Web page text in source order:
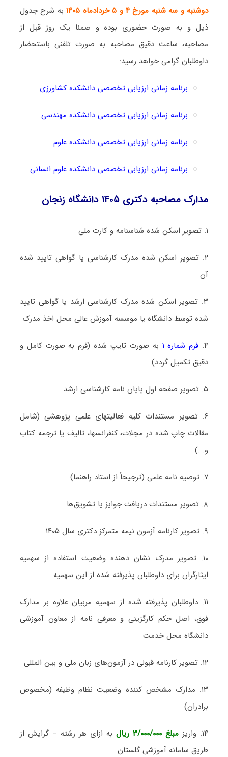
دوشنبه و سه شنبه مورخ ۴ و ۵ خردادماه ۱۴۰۵
به شرح جدول
ذیل و به صورت حضوری بوده و ضمنا یک روز قبل از
مصاحبه، ساعت دقیق مصاحبه به صورت تلفنی باستحضار
داوطلبان گرامی خواهد رسید:
برنامه زمانی ارزیابی تخصصی دانشکده کشاورزی
برنامه زمانی ارزیابی تخصصی دانشکده مهندسی
برنامه زمانی ارزیابی تخصصی دانشکده علوم
برنامه زمانی ارزیابی تخصصی دانشکده علوم انسانی
مدارک مصاحبه دکتری ۱۴۰۵ دانشگاه زنجان
۱. تصویر اسکن شده شناسنامه و کارت ملی
۲. تصویر اسکن شده مدرک کارشناسی یا گواهی تایید شده
آن
۳. تصویر اسکن شده مدرک کارشناسی ارشد یا گواهی تایید
شده توسط دانشگاه یا موسسه آموزش عالی محل اخذ مدرک
۴. فرم شماره ۱
به صورت تایپ شده (فرم به صورت کامل و
دقیق تکمیل گردد)
۵. تصویر صفحه اول پایان نامه کارشناسی ارشد
۶. تصویر مستندات کلیه فعالیتهای علمی پژوهشی (شامل
مقالات چاپ شده در مجلات، کنفرانسها، تالیف یا ترجمه کتاب
و. .)
۷. توصیه نامه علمی (ترجیحاً از استاد راهنما)
۸. تصویر مستندات دریافت جوایز یا تشویق‌ها
۹. تصویر کارنامه آزمون نیمه متمرکز دکتری سال ۱۴۰۵
۱۰. تصویر مدرک نشان دهنده وضعیت استفاده از سهمیه
ایثارگران برای داوطلبان پذیرفته شده از این سهمیه
۱۱. داوطلبان پذیرفته شده از سهمیه مربیان علاوه بر مدارک
فوق، اصل حکم کارگزینی و معرفی نامه از معاون آموزشی
دانشگاه محل خدمت
۱۲. تصویر کارنامه قبولی در آزمون‌های زبان ملی و بین المللی
۱۳. مدارک مشخص کننده وضعیت نظام وظیفه (مخصوص
برادران)
۱۴. واریز مبلغ ۳/۰۰۰/۰۰۰ ریال
به ازای هر رشته – گرایش از
طریق سامانه آموزشی گلستان